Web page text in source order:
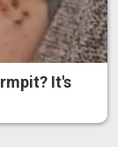
It's